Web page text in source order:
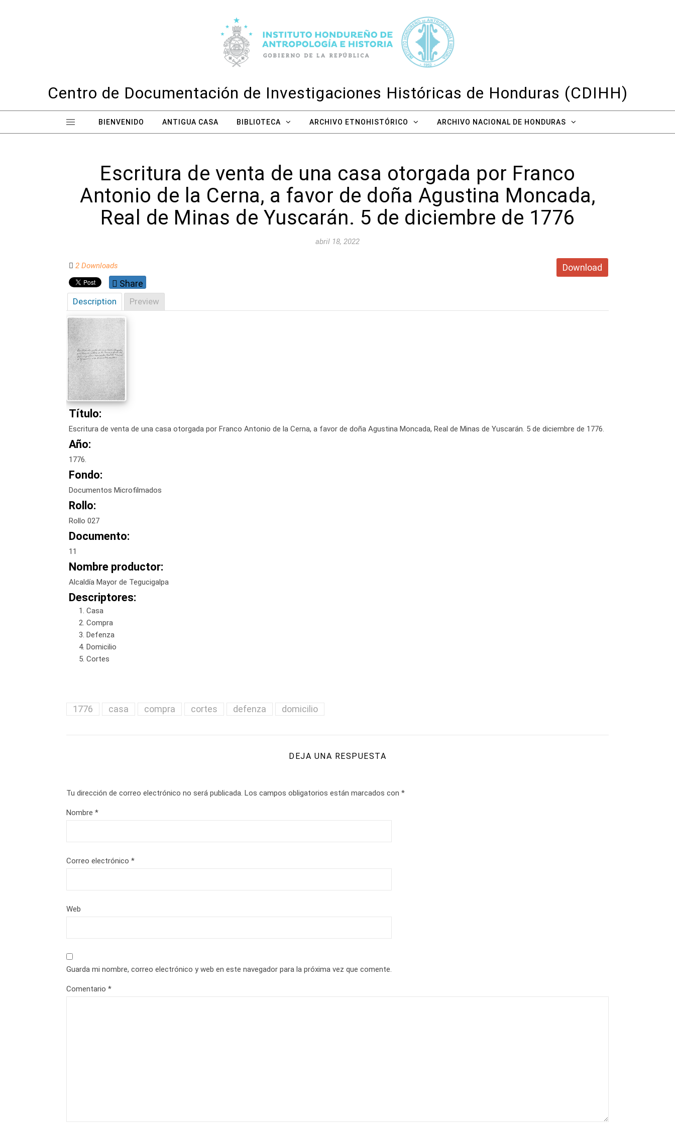
Centro de Documentación de Investigaciones Históricas de Honduras (CDIHH)
BIENVENIDO ANTIGUA CASA BIBLIOTECA ARCHIVO ETNOHISTÓRICO ARCHIVO NACIONAL DE HONDURAS
Escritura de venta de una casa otorgada por Franco
Antonio de la Cerna, a favor de doña Agustina Moncada,
Real de Minas de Yuscarán. 5 de diciembre de 1776
abril 18, 2022
Download
2 Downloads
Share
Description Preview
Título:
Escritura de venta de una casa otorgada por Franco Antonio de la Cerna, a favor de doña Agustina Moncada, Real de Minas de Yuscarán. 5 de diciembre de 1776.
Año:
1776.
Fondo:
Documentos Microfilmados
Rollo:
Rollo 027
Documento:
11
Nombre productor:
Alcaldía Mayor de Tegucigalpa
Descriptores:
Casa
Compra
Defenza
Domicilio
Cortes
1776 casa compra cortes defenza domicilio
DEJA UNA RESPUESTA
Tu dirección de correo electrónico no será publicada. Los campos obligatorios están marcados con *
Nombre *
Correo electrónico *
Web
Guarda mi nombre, correo electrónico y web en este navegador para la próxima vez que comente.
Comentario *